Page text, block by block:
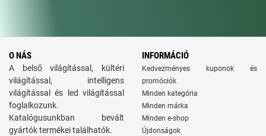
O NÁS
A belső világítással, kültéri
világítással, intelligens
világítással és led világítással
foglalkozunk.
Katalógusunkban bevált
gyártók termékei találhatók.
INFORMÁCIÓ
Kedvezményes kuponok és
promóciók
Minden kategória
Minden márka
Minden e-shop
Újdonságok